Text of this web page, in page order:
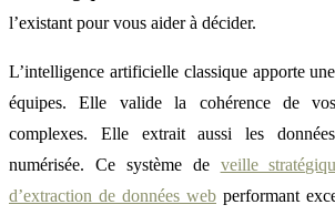
l’existant pour vous aider à décider.
L’intelligence artificielle classique apporte
équipes. Elle valide la cohérence de
complexes. Elle extrait aussi les
numérisée. Ce système de veille
d’extraction de données web performant